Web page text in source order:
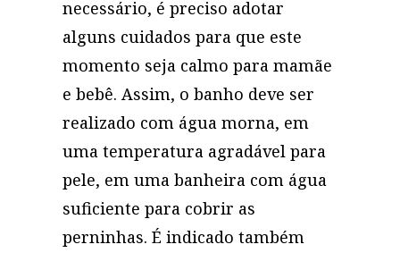
necessário, é preciso adotar
alguns cuidados para que este
momento seja calmo para mamãe
e bebê. Assim, o banho deve ser
realizado com água morna, em
uma temperatura agradável para
pele, em uma banheira com água
suficiente para cobrir as
perninhas. É indicado também